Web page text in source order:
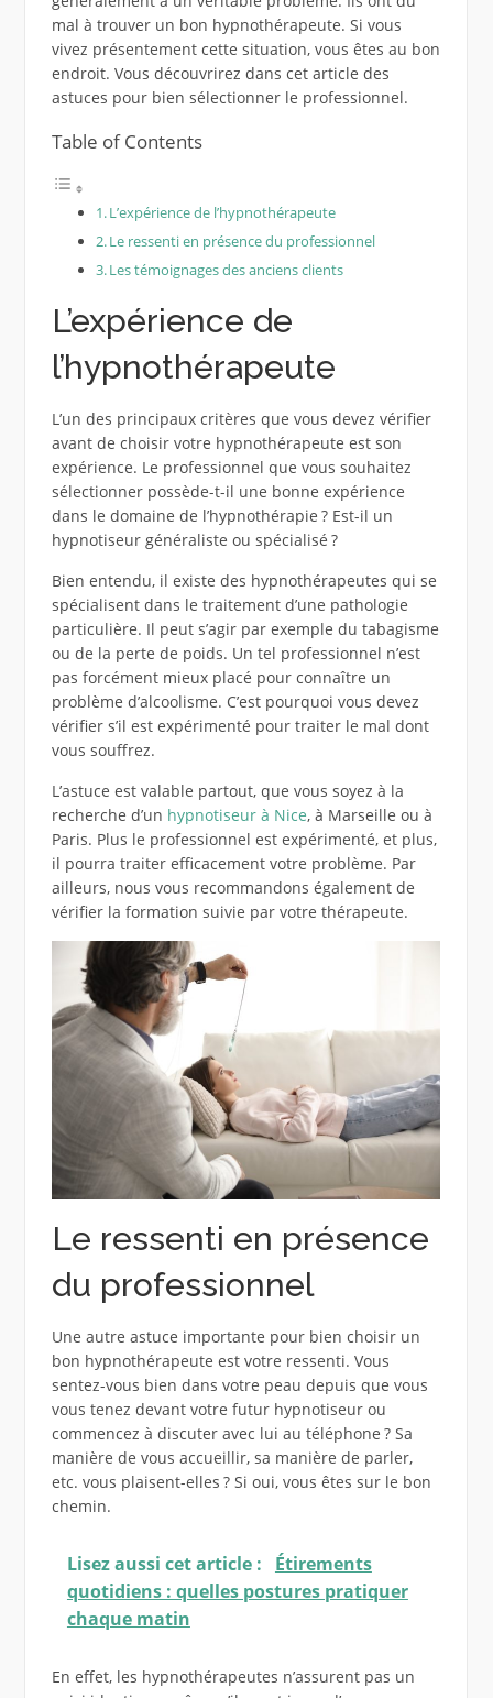
mal à trouver un bon hypnothérapeute. Si vous
vivez présentement cette situation, vous êtes au bon
endroit. Vous découvrirez dans cet article des
astuces pour bien sélectionner le professionnel.
Table of Contents
L’expérience de l’hypnothérapeute
Le ressenti en présence du professionnel
Les témoignages des anciens clients
L’expérience de
l’hypnothérapeute
L’un des principaux critères que vous devez vérifier
avant de choisir votre hypnothérapeute est son
expérience. Le professionnel que vous souhaitez
sélectionner possède-t-il une bonne expérience
dans le domaine de l’hypnothérapie ? Est-il un
hypnotiseur généraliste ou spécialisé ?
Bien entendu, il existe des hypnothérapeutes qui se
spécialisent dans le traitement d’une pathologie
particulière. Il peut s’agir par exemple du tabagisme
ou de la perte de poids. Un tel professionnel n’est
pas forcément mieux placé pour connaître un
problème d’alcoolisme. C’est pourquoi vous devez
vérifier s’il est expérimenté pour traiter le mal dont
vous souffrez.
L’astuce est valable partout, que vous soyez à la
recherche d’un hypnotiseur à Nice, à Marseille ou à
Paris. Plus le professionnel est expérimenté, et plus,
il pourra traiter efficacement votre problème. Par
ailleurs, nous vous recommandons également de
vérifier la formation suivie par votre thérapeute.
Le ressenti en présence
du professionnel
Une autre astuce importante pour bien choisir un
bon hypnothérapeute est votre ressenti. Vous
sentez-vous bien dans votre peau depuis que vous
vous tenez devant votre futur hypnotiseur ou
commencez à discuter avec lui au téléphone ? Sa
manière de vous accueillir, sa manière de parler,
etc. vous plaisent-elles ? Si oui, vous êtes sur le bon
chemin.
Lisez aussi cet article :
Étirements
quotidiens : quelles postures pratiquer
chaque matin
En effet, les hypnothérapeutes n’assurent pas un